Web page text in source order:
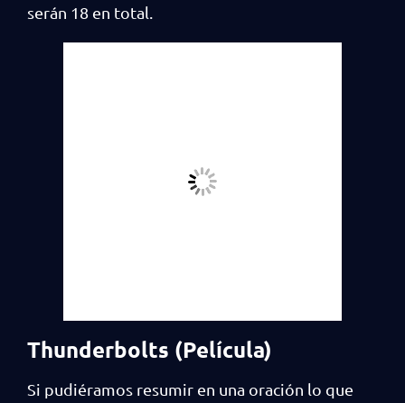
serán 18 en total.
Thunderbolts (Película)
Si pudiéramos resumir en una oración lo que